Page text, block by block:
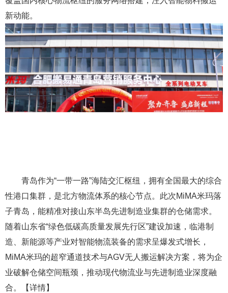
新动能。
青岛作为“一带一路”海陆交汇枢纽，拥有全国最大的综合
性港口集群，是北方物流体系的核心节点。此次MiMA米玛落
子青岛，能精准对接山东半岛先进制造业集群的仓储需求。
随着山东省“绿色低碳高质量发展先行区”建设加速，临港制
造、新能源等产业对智能物流装备的需求呈爆发式增长，
MiMA米玛的超窄通道技术与AGV无人搬运解决方案，将为企
业破解仓储空间瓶颈，推动现代物流业与先进制造业深度融
合。【详情】